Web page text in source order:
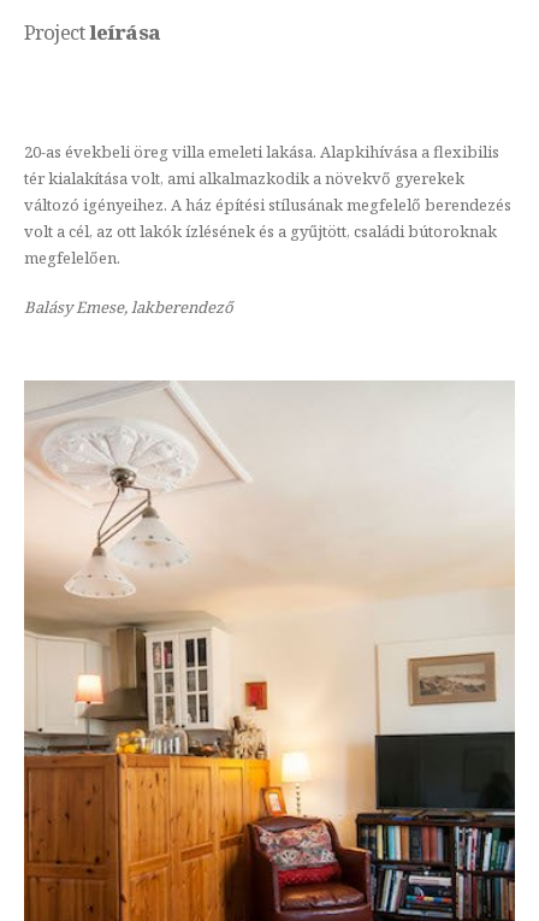
Projectleírása
20-as évekbeli öreg villa emeleti lakása. Alapkihívása a flexibilis
tér kialakítása volt, ami alkalmazkodik a növekvő gyerekek
változó igényeihez. A ház építési stílusának megfelelő berendezés
volt a cél, az ott lakók ízlésének és a gyűjtött, családi bútoroknak
megfelelően.
Balásy Emese, lakberendező